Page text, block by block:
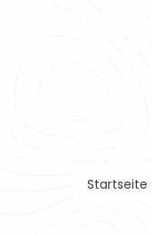
Startseite